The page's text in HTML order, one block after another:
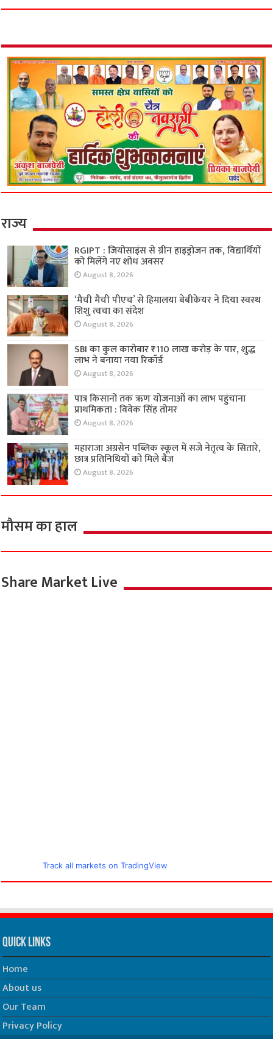
राज्य
RGIPT : जियोसाइंस से ग्रीन हाइड्रोजन तक, विद्यार्थियों
को मिलेंगे नए शोध अवसर
August 8, 2026
‘मैची मैची पीएच’ से हिमालया बेबीकेयर ने दिया स्वस्थ
शिशु त्वचा का संदेश
August 8, 2026
SBI का कुल कारोबार ₹110 लाख करोड़ के पार, शुद्ध
लाभ ने बनाया नया रिकॉर्ड
August 8, 2026
पात्र किसानों तक ऋण योजनाओं का लाभ पहुंचाना
प्राथमिकता : विवेक सिंह तोमर
August 8, 2026
महाराजा अग्रसेन पब्लिक स्कूल में सजे नेतृत्व के सितारे,
छात्र प्रतिनिधियों को मिले बैज
August 8, 2026
मौसम का हाल
Share Market Live
Track all markets on TradingView
Quick Links
Home
About us
Our Team
Privacy Policy